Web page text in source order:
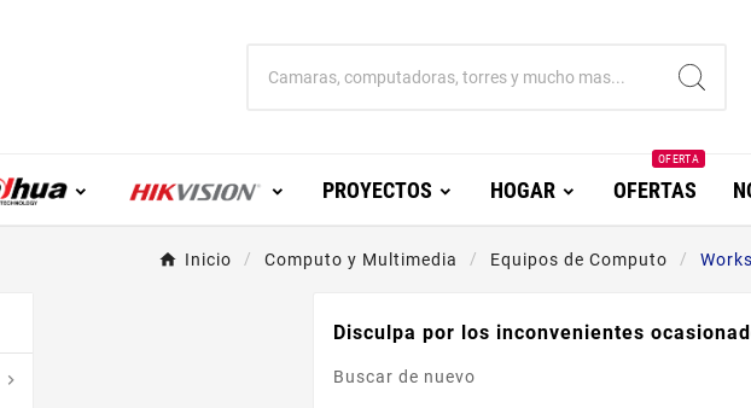
PROYECTOS HOGAR OFERTAS
OFERTA
Inicio Computo y Multimedia Equipos de Computo

Disculpa por los inconvenientes
Buscar de nuevo